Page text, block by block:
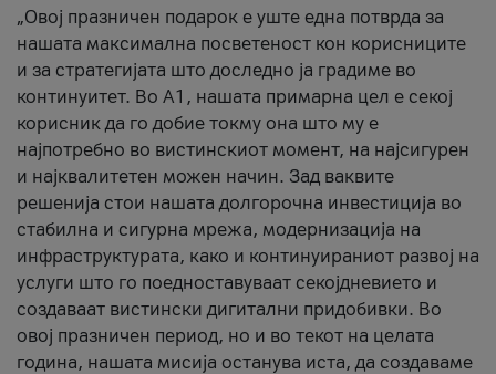
„Овој празничен подарок е уште една потврда за
нашата максимална посветеност кон корисниците
и за стратегијата што доследно ја градиме во
континуитет. Во А1, нашата примарна цел е секој
корисник да го добие токму она што му е
најпотребно во вистинскиот момент, на најсигурен
и најквалитетен можен начин. Зад ваквите
решенија стои нашата долгорочна инвестиција во
стабилна и сигурна мрежа, модернизација на
инфраструктурата, како и континуираниот развој на
услуги што го поедноставуваат секојдневието и
создаваат вистински дигитални придобивки. Во
овој празничен период, но и во текот на целата
година, нашата мисија останува иста, да создаваме